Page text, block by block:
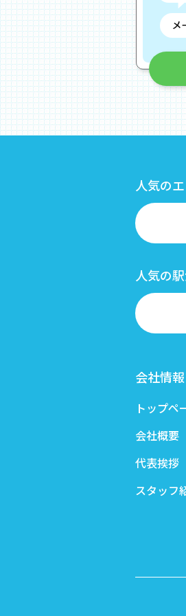
人気の
人気の
会社情報
トップペ
会社概要
代表挨拶
スタッフ